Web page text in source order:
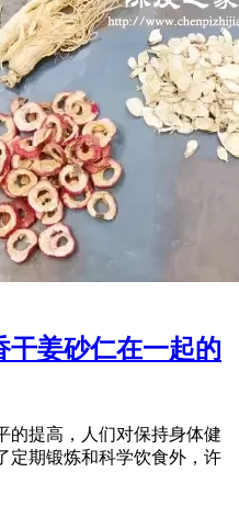
干姜砂仁在一起的
的提高，人们对保持身体健
定期锻炼和科学饮食外，许